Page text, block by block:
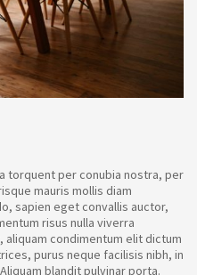
torquent per conubia nostra, per
mauris mollis diam
sapien eget convallis auctor,
risus nulla viverra
condimentum elit dictum
purus neque facilisis nibh, in
blandit pulvinar porta.